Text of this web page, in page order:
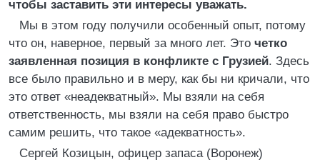
чтобы заставить эти интересы уважать.
Мы в этом году получили особенный опыт, потому
что он, наверное, первый за много лет. Это четко
заявленная позиция в конфликте с Грузией. Здесь
все было правильно и в меру, как бы ни кричали, что
это ответ «неадекватный». Мы взяли на себя
ответственность, мы взяли на себя право быстро
самим решить, что такое «адекватность».
Сергей Козицын, офицер запаса (Воронеж)